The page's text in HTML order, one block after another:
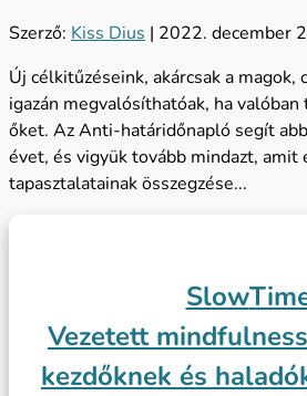
Szerző: Kiss Dius | 2022. december
Új célkitűzéseink, akárcsak a magok,
igazán megvalósíthatóak, ha
őket. Az Anti-határidőnapló segít
évet, és vigyük tovább mindazt, amit
tapasztalatainak összegzése...
Slow
Vezetett
kezdőknek és